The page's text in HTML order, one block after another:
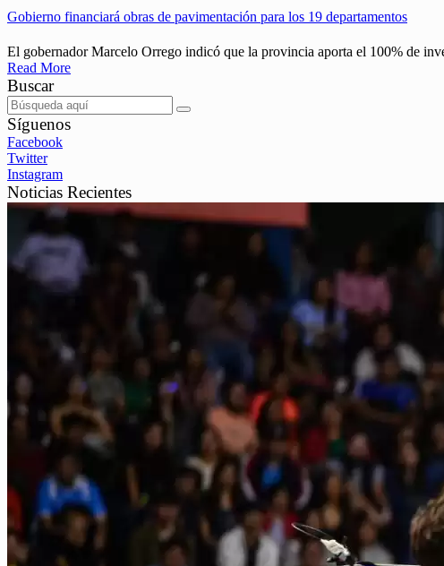
Gobierno financiará obras de pavimentación para los 19 departamentos
El gobernador Marcelo Orrego indicó que la provincia aporta el 100% de
Read More
Buscar
Síguenos
Facebook
Twitter
Instagram
Noticias Recientes